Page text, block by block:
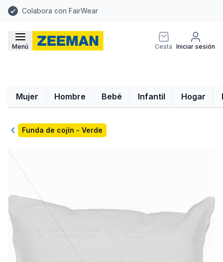
Colabora con FairWear
Menú Cesta Iniciar sesión
Mujer Hombre Bebé Infantil Hogar
VolverFunda de cojín - Verde